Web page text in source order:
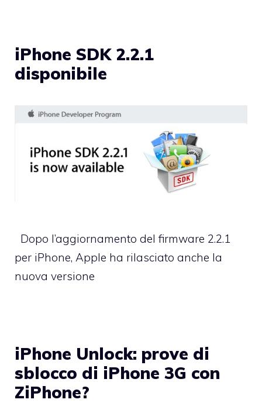
iPhone SDK 2.2.1
disponibile
Dopo l’aggiornamento del firmware 2.2.1
per iPhone, Apple ha rilasciato anche la
nuova versione
iPhone Unlock: prove di
sblocco di iPhone 3G con
ZiPhone?